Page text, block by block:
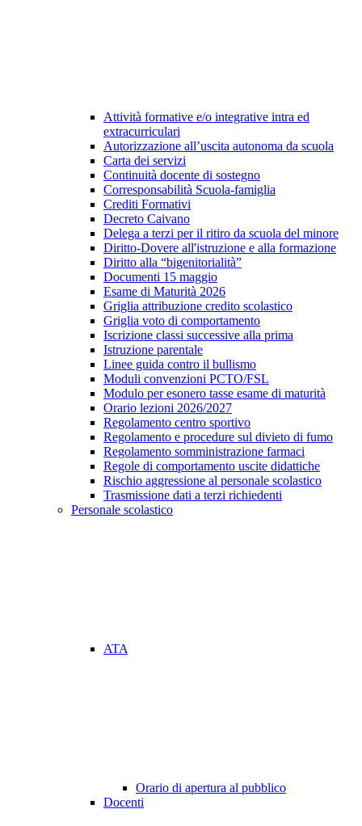
Attività formative e/o integrative intra ed
extracurriculari
Autorizzazione all’uscita autonoma da scuola
Carta dei servizi
Continuità docente di sostegno
Corresponsabilità Scuola-famiglia
Crediti Formativi
Decreto Caivano
Delega a terzi per il ritiro da scuola del minore
Diritto-Dovere all'istruzione e alla formazione
Diritto alla “bigenitorialità”
Documenti 15 maggio
Esame di Maturità 2026
Griglia attribuzione credito scolastico
Griglia voto di comportamento
Iscrizione classi successive alla prima
Istruzione parentale
Linee guida contro il bullismo
Moduli convenzioni PCTO/FSL
Modulo per esonero tasse esame di maturità
Orario lezioni 2026/2027
Regolamento centro sportivo
Regolamento e procedure sul divieto di fumo
Regolamento somministrazione farmaci
Regole di comportamento uscite didattiche
Rischio aggressione al personale scolastico
Trasmissione dati a terzi richiedenti
Personale scolastico
ATA
Orario di apertura al pubblico
Docenti